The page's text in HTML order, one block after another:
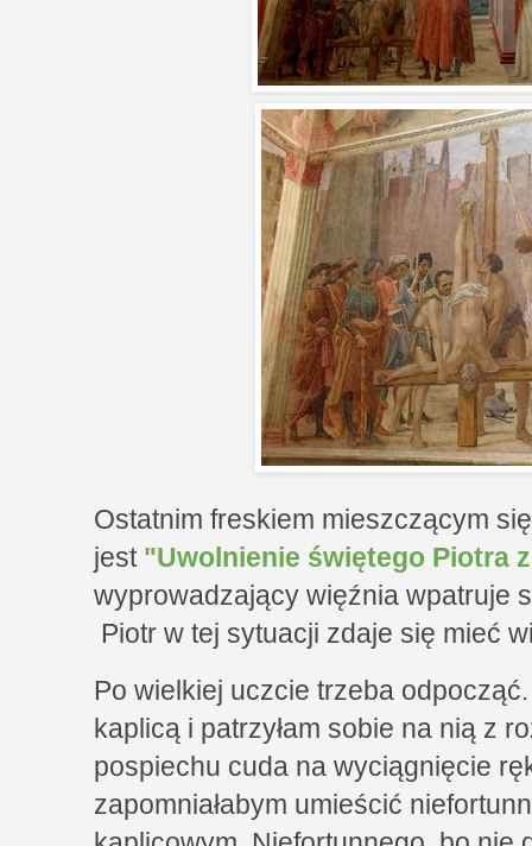
Ostatnim freskiem mieszczącym
jest "Uwolnienie świętego Piotra
wyprowadzający więźnia wpatruje
Piotr w tej sytuacji zdaje się mieć
Po wielkiej uczcie trzeba
kaplicą i patrzyłam sobie na nią z
pospiechu cuda na wyciągnięcie
zapomniałabym umieścić